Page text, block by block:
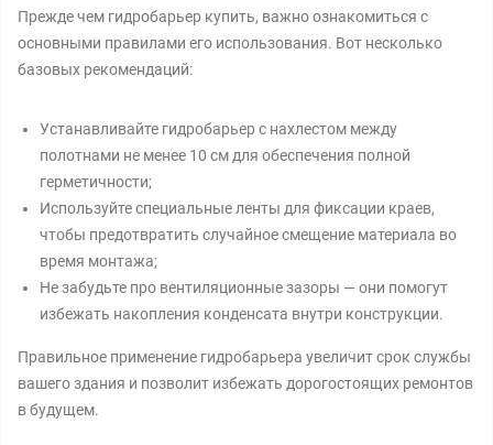
Прежде чем гидробарьер купить, важно ознакомиться с
основными правилами его использования. Вот несколько
базовых рекомендаций:
Устанавливайте гидробарьер с нахлестом между
полотнами не менее 10 см для обеспечения полной
герметичности;
Используйте специальные ленты для фиксации краев,
чтобы предотвратить случайное смещение материала во
время монтажа;
Не забудьте про вентиляционные зазоры — они помогут
избежать накопления конденсата внутри конструкции.
Правильное применение гидробарьера увеличит срок службы
вашего здания и позволит избежать дорогостоящих ремонтов
в будущем.